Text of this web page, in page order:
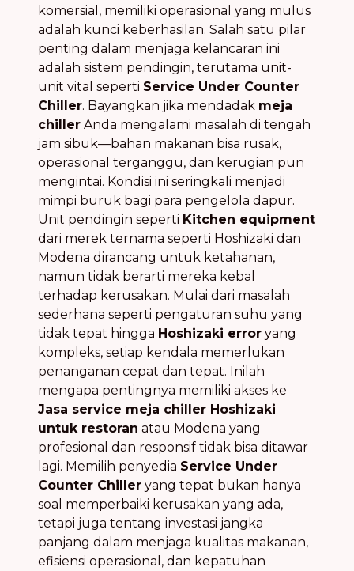
komersial, memiliki operasional yang mulus
adalah kunci keberhasilan. Salah satu pilar
penting dalam menjaga kelancaran ini
adalah sistem pendingin, terutama unit-
unit vital seperti Service Under Counter
Chiller. Bayangkan jika mendadak meja
chiller Anda mengalami masalah di tengah
jam sibuk—bahan makanan bisa rusak,
operasional terganggu, dan kerugian pun
mengintai. Kondisi ini seringkali menjadi
mimpi buruk bagi para pengelola dapur.
Unit pendingin seperti Kitchen equipment
dari merek ternama seperti Hoshizaki dan
Modena dirancang untuk ketahanan,
namun tidak berarti mereka kebal
terhadap kerusakan. Mulai dari masalah
sederhana seperti pengaturan suhu yang
tidak tepat hingga Hoshizaki error yang
kompleks, setiap kendala memerlukan
penanganan cepat dan tepat. Inilah
mengapa pentingnya memiliki akses ke
Jasa service meja chiller Hoshizaki
untuk restoran atau Modena yang
profesional dan responsif tidak bisa ditawar
lagi. Memilih penyedia Service Under
Counter Chiller yang tepat bukan hanya
soal memperbaiki kerusakan yang ada,
tetapi juga tentang investasi jangka
panjang dalam menjaga kualitas makanan,
efisiensi operasional, dan kepatuhan